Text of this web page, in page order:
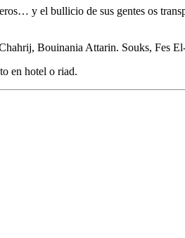
y el bullicio de sus gentes os
Bouinania Attarin. Souks, Fes
en hotel o riad.